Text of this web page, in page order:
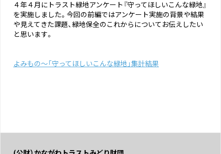
４年４月にトラスト緑地アンケート『守ってほしいこんな緑地』
を実施しました。今回の前編ではアンケート実施の背景や結果
や見えてきた課題、緑地保全のこれからについてお伝えしたい
と思います。
よみもの～「守ってほしいこんな緑地」集計結果